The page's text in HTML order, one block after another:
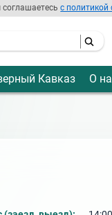
соглашаетесьс политикой
Кавказ О